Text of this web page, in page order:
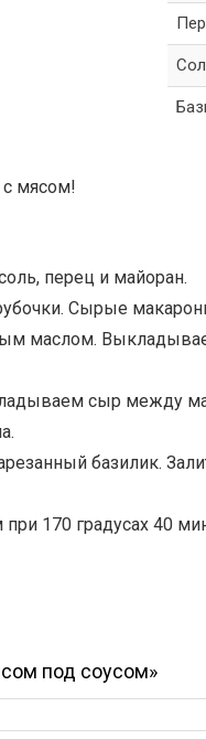
с мясом!
перец и майоран.
Сырые
маслом.
сыр между
базилик.
170 градусах 40
под соусом»